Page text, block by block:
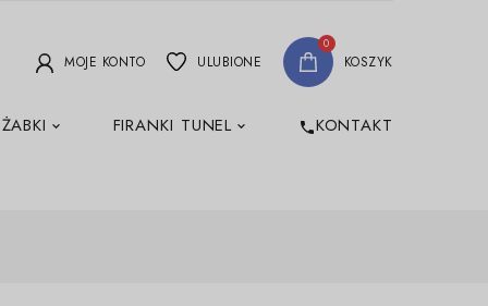
MOJE KONTO ULUBIONE
0
KOSZYK
FIRANKI TUNEL phoneKONTAKT